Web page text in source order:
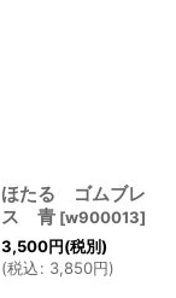
ほたる ゴムブレ
ス 青 [w900013]
3,500円(税別)
(税込: 3,850円)